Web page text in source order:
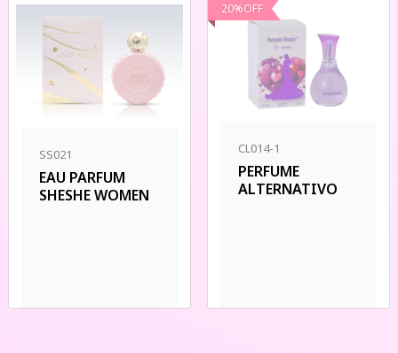
SS021
EAU PARFUM
SHESHE WOMEN
20%OFF
CL014-1
PERFUME
ALTERNATIVO